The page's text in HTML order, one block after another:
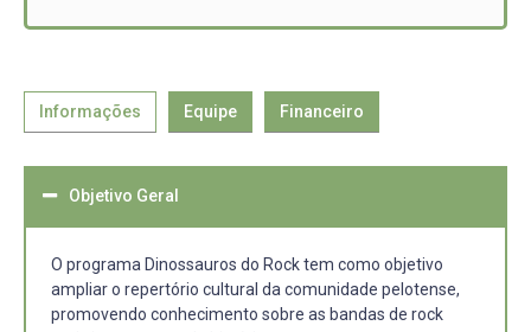
Informações Equipe Financeiro
Objetivo Geral
O programa Dinossauros do Rock tem como objetivo
ampliar o repertório cultural da comunidade pelotense,
promovendo conhecimento sobre as bandas de rock